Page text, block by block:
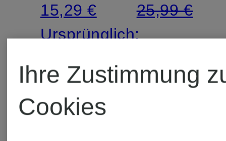
15,29 €
Ursprünglich:
25,99 €
Ihre Zustimmung
Cookies